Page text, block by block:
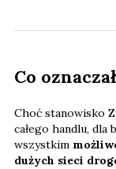
Co
Choć stanowisko
całego handlu, dla
wszystkim
dużych sieci